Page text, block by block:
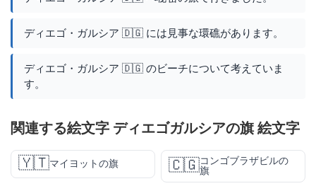
ディエゴ・ガルシア 🇩🇬 には見事な環礁があります。
ディエゴ・ガルシア 🇩🇬 のビーチについて考えていま
す。
関連する絵文字 ディエゴガルシアの旗 絵文字
🇾🇹マイヨットの旗 🇨🇬コンゴブラザビルの
旗